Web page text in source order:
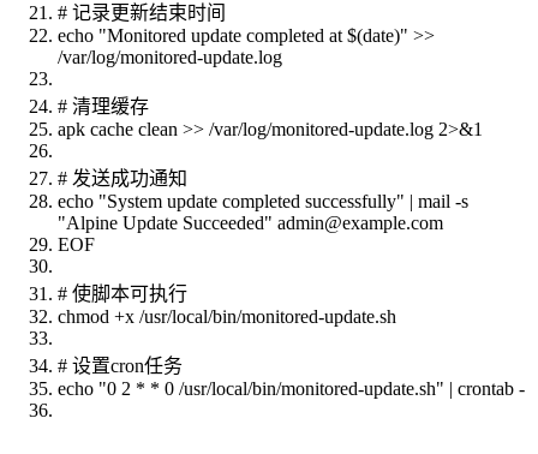
# 记录更新结束时间
echo "Monitored update completed at $(date)" >>
/var/log/monitored-update.log
# 清理缓存
apk cache clean >> /var/log/monitored-update.log 2>&1
# 发送成功通知
echo "System update completed successfully" | mail -s
"Alpine Update Succeeded" admin@example.com
EOF
# 使脚本可执行
chmod +x /usr/local/bin/monitored-update.sh
# 设置cron任务
echo "0 2 * * 0 /usr/local/bin/monitored-update.sh" | crontab -